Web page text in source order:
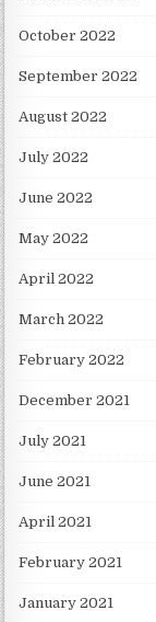
October 2022
September 2022
August 2022
July 2022
June 2022
May 2022
April 2022
March 2022
February 2022
December 2021
July 2021
June 2021
April 2021
February 2021
January 2021